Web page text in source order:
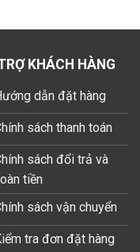
KHÁCH HÀNG
dẫn đặt hàng
sách thanh toán
sách đổi trả và
tiền
sách vận chuyển
tra đơn đặt hàng